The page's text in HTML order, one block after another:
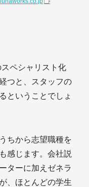
ペシャリスト化
つと、スタッフの
ということでしょ
ちから志望職種を
感じます。会社説
ターに加えゼネラ
、ほとんどの学生